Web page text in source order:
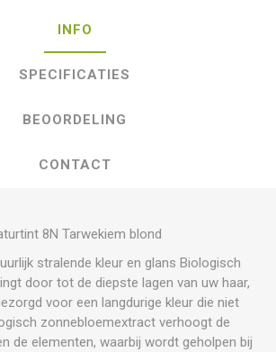
INFO
SPECIFICATIES
BEOORDELING
CONTACT
8N Tarwekiem blond
stralende kleur en glans Biologisch
door tot de diepste lagen van uw haar,
voor een langdurige kleur die niet
zonnebloemextract verhoogt de
de elementen, waarbij wordt geholpen bij